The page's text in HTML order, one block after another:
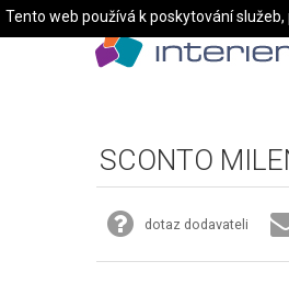
SCONTO
dotaz dodavateli
Tento web používá k poskytování